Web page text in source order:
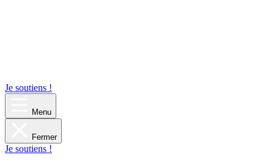
Je soutiens !
Menu
Fermer
Je soutiens !